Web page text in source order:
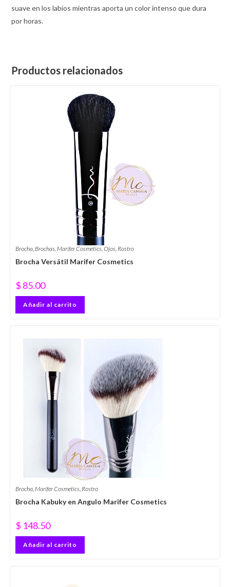
suave en los labios mientras aporta un color intenso que dura
por horas.
Productos relacionados
Brocha, Brochas, Marifer Cosmetics, Ojos, Rostro
Brocha Versátil Marifer Cosmetics
$ 85.00
Añadir al carrito
Brocha,Marifer Cosmetics, Rostro
Brocha Kabuky en Angulo Marifer Cosmetics
$ 148.50
Añadir al carrito